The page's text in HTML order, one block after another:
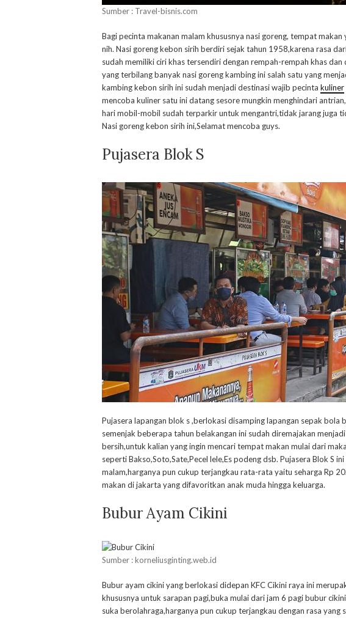
Sumber : Travel-bisnis.com
Bagi pecinta makanan malam khususnya nasi goreng, tempat
nih. Nasi goreng kebon sirih berdiri sejak tahun 1958,karena rasa
sudah memiliki ciri khas tersendiri dengan rempah-rempah khas
yang terbilang banyak nasi goreng kambing ini salah satu yang
kambing kebon sirih ini sudah menjadi destinasi wajib pecinta kuliner
mencoba kuliner satu ini datang sesore mungkin menghindari
hari mobil-mobil sudah terparkir untuk mengantri,tidak jarang juga
Nasi goreng kebon sirih ini,Selamat mencoba guys.
Pujasera Blok S
Pujasera lapangan blok s ,berlokasi disamping lapangan sepak bola
semenjak beberapa tahun belakangan ini sudah diremajakan
bersih,untuk kalian yang ingin mencari tempat makan mulai dari
seperti Bakso,Soto,Sate,Pecel lele,Es podeng dsb. Pujasera Blok S
malam,harganya pun cukup terjangkau rata-rata yaitu seharga Rp
makan di jakarta yang difavoritkan anak muda hingga keluarga.
Bubur Ayam Cikini
Sumber : korneliusginting.web.id
Bubur ayam cikini yang berlokasi didepan KFC Cikini raya ini
khususnya untuk sarapan pagi,buka mulai dari jam 6 pagi bubur
suka berolahraga,harganya pun cukup terjangkau dengan rasa yang